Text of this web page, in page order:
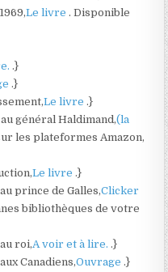
Le livre . Disponible
.}
.}
Le livre .}
général Haldimand,(la
les plateformes Amazon,
Le livre .}
prince de Galles,Clicker
bibliothèques de votre
roi,A voir et à lire. .}
Canadiens,Ouvrage .}